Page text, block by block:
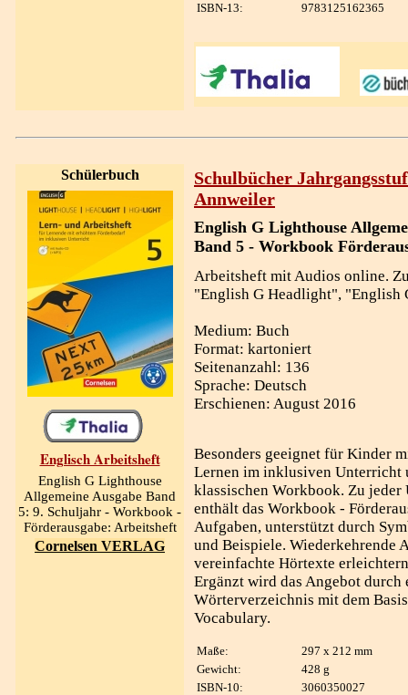
ISBN-13:
9783125162365
Schülerbuch
Englisch Arbeitsheft
English G Lighthouse
Allgemeine Ausgabe Band
5: 9. Schuljahr - Workbook -
Förderausgabe: Arbeitsheft
Cornelsen VERLAG
Schulbücher
Annweiler
English G Lighthouse
Band 5 - Workbook
Arbeitsheft mit Audios online.
"English G Headlight", "English
Medium: Buch
Format: kartoniert
Seitenanzahl: 136
Sprache: Deutsch
Erschienen: August 2016
Besonders geeignet für Kinder
Lernen im inklusiven Unterricht
klassischen Workbook. Zu
enthält das Workbook -
Aufgaben, unterstützt durch
und Beispiele. Wiederkehrende
vereinfachte Hörtexte
Ergänzt wird das Angebot durch
Wörterverzeichnis mit dem
Vocabulary.
Maße:
297 x 212 mm
Gewicht:
428 g
ISBN-10:
3060350027